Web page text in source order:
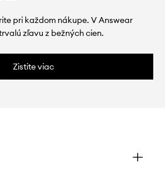
pri každom nákupe. V Answear
zľavu z bežných cien.
Zistite viac